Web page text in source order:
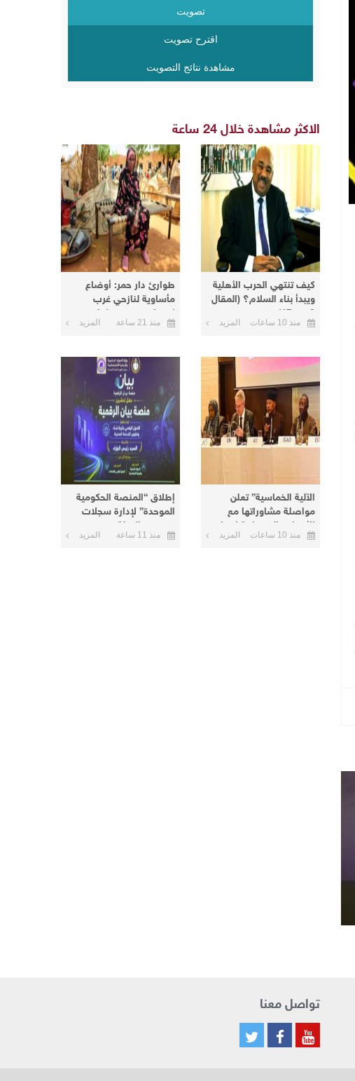
تصويت
اقترح تصويت
مشاهدة نتائج التصويت
الاكثر مشاهدة خلال 24 ساعة
كيف تنتهي الحرب الأهلية
ويبدأ بناء السلام؟ (المقال
8 من 17)
منذ 10 ساعات المزيد
طوارئ دار حمر: أوضاع
مأساوية لنازحي غرب
كردفان في معسكرات
الأبيض
منذ 21 ساعة المزيد
الآلية الخماسية” تعلن
مواصلة مشاوراتها مع
الأطراف السودانية لإنهاء
الأزمة الحالية
منذ 10 ساعات المزيد
إطلاق “المنصة الحكومية
الموحدة” لإدارة سجلات
موظفي الدولة
منذ 11 ساعة المزيد
تواصل معنا